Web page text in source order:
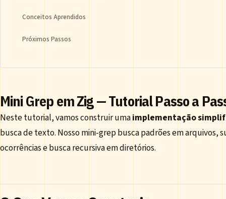
Conceitos Aprendidos
Próximos Passos
Mini Grep em Zig — Tutorial Passo a
Neste tutorial, vamos construir umaimplementação
busca de texto. Nosso mini-grep busca padrões em
ocorrências e busca recursiva em diretórios.